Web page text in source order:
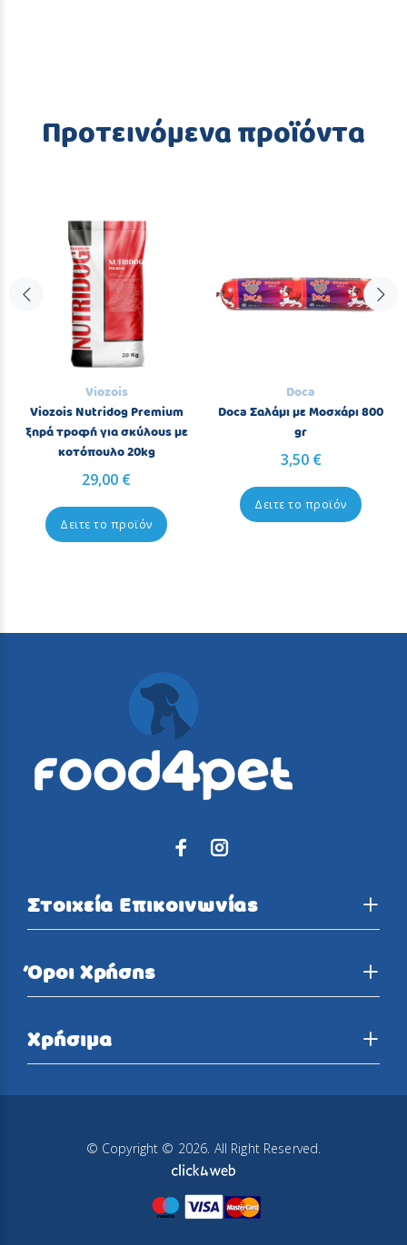
Προτεινόμενα προϊόντα
Viozois
Viozois Nutridog Premium
ξηρά τροφή για σκύλους με
κοτόπουλο 20kg
29,00 €
Δειτε το προϊόν
Doca
Doca Σαλάμι με Μοσχάρι 800
gr
3,50 €
Δειτε το προϊόν
Στοιχεία Επικοινωνίας
Όροι Χρήσης
Χρήσιμα
© Copyright © 2026. All Right Reserved.